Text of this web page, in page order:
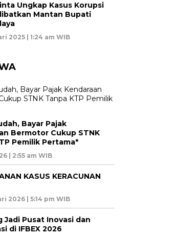
Ungkap Kasus Korupsi
Mantan Bupati
2025 | 1:24 am WIB
Bayar Pajak
Bermotor Cukup STNK
Pemilik Pertama*
| 2:55 am WIB
KASUS KERACUNAN
2026 | 5:14 pm WIB
Jadi Pusat Inovasi dan
di IFBEX 2026